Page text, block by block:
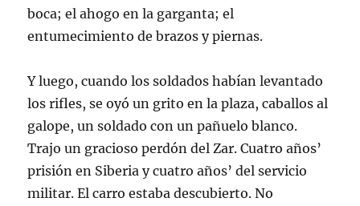
boca; el ahogo en la garganta; el
entumecimiento de brazos y piernas.
Y luego, cuando los soldados habían levantado
los rifles, se oyó un grito en la plaza, caballos al
galope, un soldado con un pañuelo blanco.
Trajo un gracioso perdón del Zar. Cuatro años’
prisión en Siberia y cuatro años’ del servicio
militar. El carro estaba descubierto. No